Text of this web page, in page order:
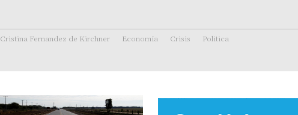
Cristina Fernandez de Kirchner Economía Crisis Politica